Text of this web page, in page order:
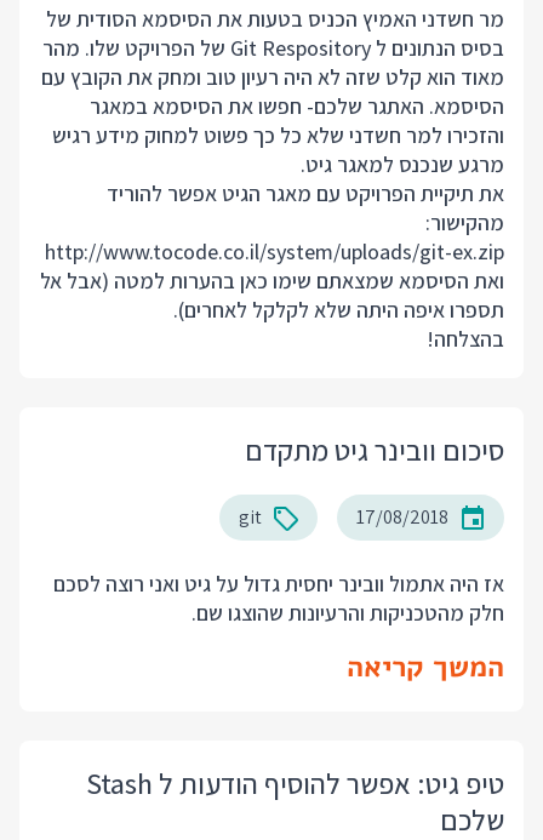
מר חשדני האמיץ הכניס בטעות את הסיסמא הסודית של
בסיס הנתונים ל Git Respository של הפרויקט שלו. מהר
מאוד הוא קלט שזה לא היה רעיון טוב ומחק את הקובץ עם
הסיסמא. האתגר שלכם- חפשו את הסיסמא במאגר
והזכירו למר חשדני שלא כל כך פשוט למחוק מידע רגיש
מרגע שנכנס למאגר גיט.
את תיקיית הפרויקט עם מאגר הגיט אפשר להוריד
מהקישור:
http://www.tocode.co.il/system/uploads/git-ex.zip
ואת הסיסמא שמצאתם שימו כאן בהערות למטה (אבל אל
תספרו איפה היתה שלא לקלקל לאחרים).
בהצלחה!
סיכום וובינר גיט מתקדם
17/08/2018
git
אז היה אתמול וובינר יחסית גדול על גיט ואני רוצה לסכם
חלק מהטכניקות והרעיונות שהוצגו שם.
המשך קריאה
טיפ גיט: אפשר להוסיף הודעות ל Stash
שלכם